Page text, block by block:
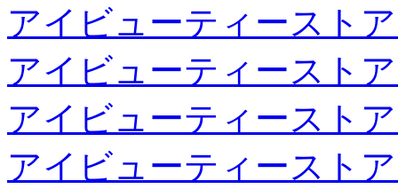
アイビューティースト
アイビューティースト
アイビューティースト
アイビューティースト